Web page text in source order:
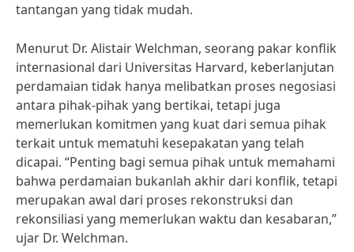
tantangan yang tidak mudah.
Menurut Dr. Alistair Welchman, seorang pakar konflik
internasional dari Universitas Harvard, keberlanjutan
perdamaian tidak hanya melibatkan proses negosiasi
antara pihak-pihak yang bertikai, tetapi juga
memerlukan komitmen yang kuat dari semua pihak
terkait untuk mematuhi kesepakatan yang telah
dicapai. “Penting bagi semua pihak untuk memahami
bahwa perdamaian bukanlah akhir dari konflik, tetapi
merupakan awal dari proses rekonstruksi dan
rekonsiliasi yang memerlukan waktu dan kesabaran,”
ujar Dr. Welchman.